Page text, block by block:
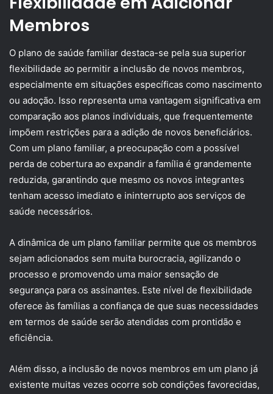
Membros
O plano de saúde familiar destaca-se pela sua superior
flexibilidade ao permitir a inclusão de novos membros,
especialmente em situações específicas como nascimento
ou adoção. Isso representa uma vantagem significativa em
comparação aos planos individuais, que frequentemente
impõem restrições para a adição de novos beneficiários.
Com um plano familiar, a preocupação com a possível
perda de cobertura ao expandir a família é grandemente
reduzida, garantindo que mesmo os novos integrantes
tenham acesso imediato e ininterrupto aos serviços de
saúde necessários.
A dinâmica de um plano familiar permite que os membros
sejam adicionados sem muita burocracia, agilizando o
processo e promovendo uma maior sensação de
segurança para os assinantes. Este nível de flexibilidade
oferece às famílias a confiança de que suas necessidades
em termos de saúde serão atendidas com prontidão e
eficiência.
Além disso, a inclusão de novos membros em um plano já
existente muitas vezes ocorre sob condições favorecidas,